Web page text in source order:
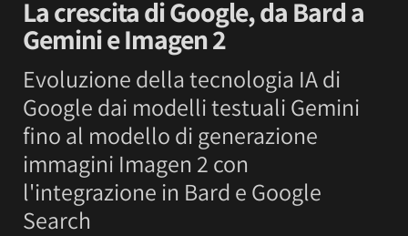
La crescita di Google, da Bard a
Gemini e Imagen 2
Evoluzione della tecnologia IA di
Google dai modelli testuali Gemini
fino al modello di generazione
immagini Imagen 2 con
l'integrazione in Bard e Google
Search